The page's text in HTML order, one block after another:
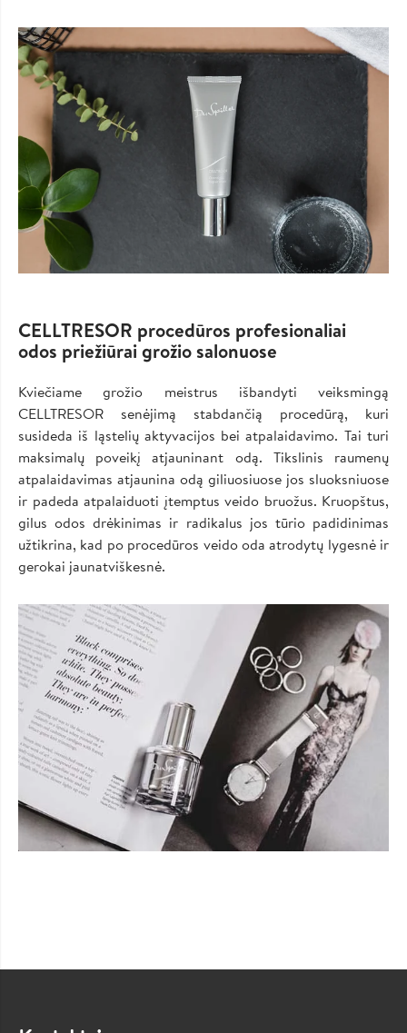
Image
Image
CELLTRESOR procedūros profesionaliai
odos priežiūrai grožio salonuose
Kviečiame grožio meistrus išbandyti veiksmingą
CELLTRESOR senėjimą stabdančią procedūrą, kuri
susideda iš ląstelių aktyvacijos bei atpalaidavimo. Tai turi
maksimalų poveikį atjauninant odą. Tikslinis raumenų
atpalaidavimas atjaunina odą giliuosiuose jos sluoksniuose
ir padeda atpalaiduoti įtemptus veido bruožus. Kruopštus,
gilus odos drėkinimas ir radikalus jos tūrio padidinimas
užtikrina, kad po procedūros veido oda atrodytų lygesnė ir
gerokai jaunatviškesnė.